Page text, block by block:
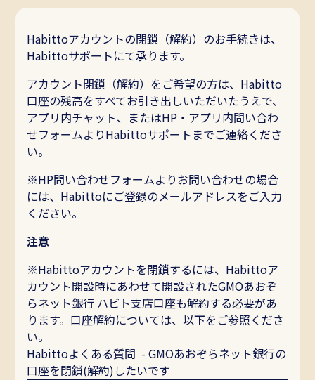
コンテンツ
ツール
Habitto口座を開設
Habittoアカウントの閉鎖（解約）のお手続きは、
Habittoサポートにて承ります。
アカウント閉鎖（解約）をご希望の方は、Habitto
口座の残高をすべてお引き出しいただいたうえで、
アプリ内チャット、またはHP・アプリ内問い合わ
せフォームよりHabittoサポートまでご連絡くださ
い。
※HP問い合わせフォームよりお問い合わせの場合
には、Habittoにご登録のメールアドレスをご入力
ください。
注意
※Habittoアカウントを閉鎖するには、Habittoア
カウント開設時にあわせて開設されたGMOあおぞ
らネット銀行 ハビト支店口座も解約する必要があ
ります。口座解約については、以下をご参照くださ
い。
Habittoよくある質問 - GMOあおぞらネット銀行の
口座を閉鎖(解約)したいです